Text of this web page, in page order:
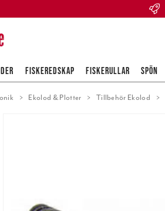
FISKEREDSKAP FISKERULLAR SPÖN
Ekolod & Plotter Tillbehör Ekolod